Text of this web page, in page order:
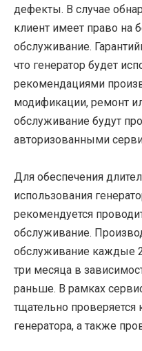
дефекты. В случае
клиент имеет право на
обслуживание.
что генератор будет
рекомендациями
модификации, ремонт
обслуживание будут
авторизованными
Для обеспечения
использования
рекомендуется
обслуживание.
обслуживание каждые
три месяца в
раньше. В рамках
тщательно
генератора, а также